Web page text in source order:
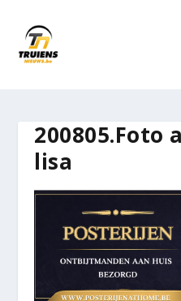
200805.Foto
lisa